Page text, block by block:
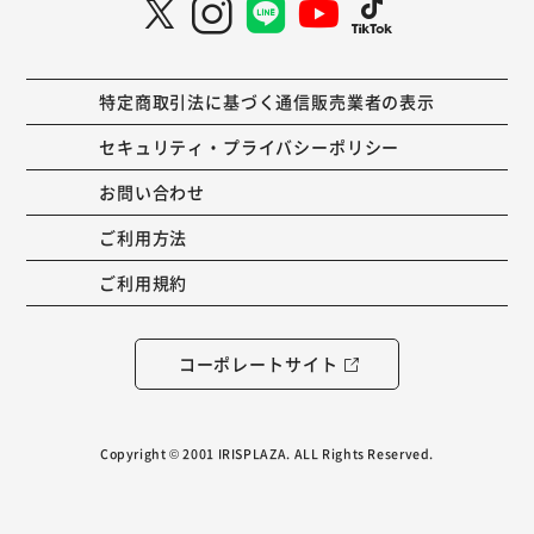
特定商取引法に基づく通信販売業者の表示
セキュリティ・プライバシーポリシー
お問い合わせ
ご利用方法
ご利用規約
コーポレートサイト
Copyright © 2001 IRISPLAZA. ALL Rights Reserved.